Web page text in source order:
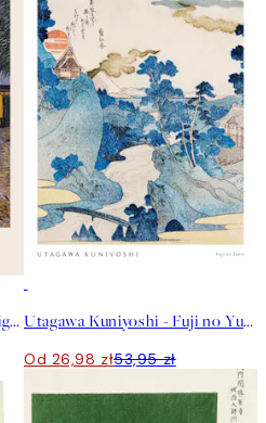
Van Gogh - Café Terrace at Night Plakat Utagawa Kuniyoshi - Fuji no Yukei Plakat
Od 26,98 zł53,95 zł